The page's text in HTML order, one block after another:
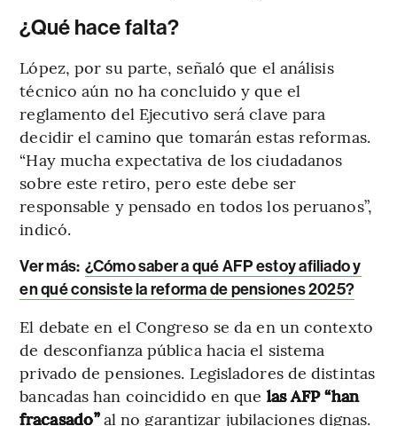
¿Qué hace falta?
López, por su parte, señaló que el análisis
técnico aún no ha concluido y que el
reglamento del Ejecutivo será clave para
decidir el camino que tomarán estas reformas.
“Hay mucha expectativa de los ciudadanos
sobre este retiro, pero este debe ser
responsable y pensado en todos los peruanos”,
indicó.
Ver más: ¿Cómo saber a qué AFP estoy afiliado y
en qué consiste la reforma de pensiones 2025?
El debate en el Congreso se da en un contexto
de desconfianza pública hacia el sistema
privado de pensiones. Legisladores de distintas
bancadas han coincidido en que las AFP “han
fracasado”al no garantizar jubilaciones dignas.